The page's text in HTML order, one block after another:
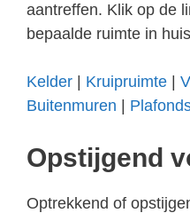
aantreffen. Klik op de
bepaalde ruimte in
Kelder Kruipruimte
Buitenmuren
Opstijgend
Optrekkend of